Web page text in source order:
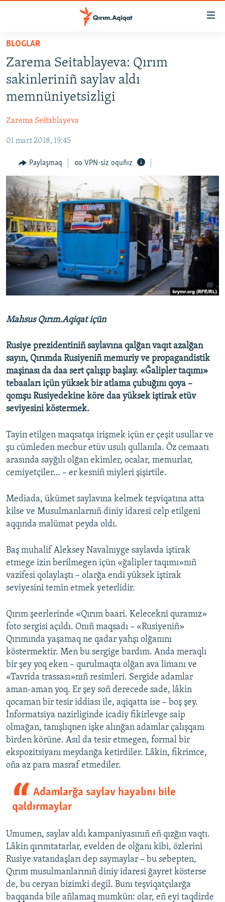
Esas
qaytmaq
Baş
navigatsiyağa
qaytmaq
Qıdıruvğa
SİYASET
İQTİSADİYAT
MEDENİYET
İNSAN AQLARI
VİDEO
SÜRET
BLOGLAR
FİKİR
Русский
Українською
QOŞULIÑIZ!
BLOGLAR
Zarema Seitablayeva: Qırım
sakinleriniñ saylav aldı
memnüniyetsizligi
Zarema Seitablayeva
01 mart 2018, 19:45
Paylaşmaq VPN-siz oquñız
Mahsus Qırım.Aqiqat içün
Rusiye prezidentiniñ saylavına qalğan vaqıt azalğan
sayın, Qırımda Rusiyeniñ memuriy ve propagandistik
maşinası da daa sert çalışıp başlay. «Ğalipler taqımı»
tebaaları içün yüksek bir atlama çubuğını qoya –
qomşu Rusiyedekine köre daa yüksek iştirak etüv
seviyesini köstermek.
Tayin etilgen maqsatqa irişmek içün er çeşit usullar ve
şu cümleden mecbur etüv usulı qullanıla. Öz cemaatı
arasında sayğılı olğan ekimler, ocalar, memurlar,
cemiyetçiler… – er kesniñ miyleri şişirtile.
Mediada, ükümet saylavına kelmek teşviqatına atta
kilse ve Musulmanlarnıñ diniy idaresi celp etilgeni
aqqında malümat peyda oldı.
Baş muhalif Aleksey Navalnıyge saylavda iştirak
etmege izin berilmegen içün «ğalipler taqımı»nıñ
vazifesi qolaylaştı – olarğa endi yüksek iştirak
seviyesini temin etmek yeterlidir.
Qırım şeerlerinde «Qırım baari. Kelecekni quramız»
foto sergisi açıldı. Onıñ maqsadı – «Rusiyeniñ»
Qırımında yaşamaq ne qadar yahşı olğanını
köstermektir. Men bu sergige bardım. Anda meraqlı
bir şey yoq eken – qurulmaqta olğan ava limanı ve
«Tavrida trassası»nıñ resimleri. Sergide adamlar
aman-aman yoq. Er şey soñ derecede sade, lâkin
qocaman bir tesir iddiası ile, aqiqatta ise – boş şey.
İnformatsiya nazirliginde icadiy fikirlevge saip
olmağan, tanışlıqnen işke alınğan adamlar çalışqanı
birden körüne. Asıl da tesir etmegen, formal bir
ekspozitsiyanı meydanğa ketirdiler. Lâkin, fikrimce,
oña az para masraf etmediler.
Adamlarğa saylav hayalını bile
qaldırmaylar
Umumen, saylav aldı kampaniyasınıñ eñ qızğın vaqtı.
Lâkin qırımtatarlar, evelden de olğanı kibi, özlerini
Rusiye vatandaşları dep saymaylar – bu sebepten,
Qırım musulmanlarınıñ diniy idaresi ğayret kösterse
de, bu ceryan bizimki degil. Bunı teşviqatçılarğa
baqqanda bile añlamaq mumkün: olar, eñ eyi taqdirde